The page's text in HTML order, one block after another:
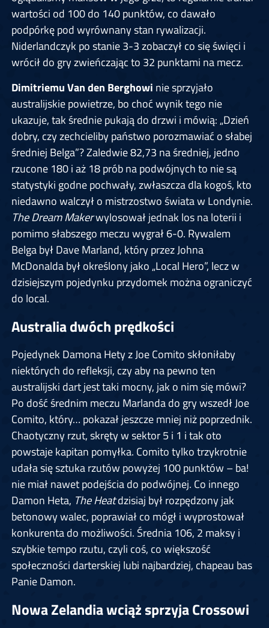
wartości od 100 do 140 punktów, co dawało
podpórkę pod wyrównany stan rywalizacji.
Niderlandczyk po stanie 3-3 zobaczył co się święci i
wrócił do gry zwieńczając to 32 punktami na mecz.
Dimitriemu Van den Berghowi nie sprzyjało
australijskie powietrze, bo choć wynik tego nie
ukazuje, tak średnie pukają do drzwi i mówią: „Dzień
dobry, czy zechcieliby państwo porozmawiać o słabej
średniej Belga”? Zaledwie 82,73 na średniej, jedno
rzucone 180 i aż 18 prób na podwójnych to nie są
statystyki godne pochwały, zwłaszcza dla kogoś, kto
niedawno walczył o mistrzostwo świata w Londynie.
The Dream Makerwylosował jednak los na loterii i
pomimo słabszego meczu wygrał 6-0. Rywalem
Belga był Dave Marland, który przez Johna
McDonalda był określony jako „Local Hero”, lecz w
dzisiejszym pojedynku przydomek można ograniczyć
do local.
Australia dwóch prędkości
Pojedynek Damona Hety z Joe Comito skłoniłaby
niektórych do refleksji, czy aby na pewno ten
australijski dart jest taki mocny, jak o nim się mówi?
Po dość średnim meczu Marlanda do gry wszedł Joe
Comito, który… pokazał jeszcze mniej niż poprzednik.
Chaotyczny rzut, skręty w sektor 5 i 1 i tak oto
powstaje kapitan pomyłka. Comito tylko trzykrotnie
udała się sztuka rzutów powyżej 100 punktów – ba!
nie miał nawet podejścia do podwójnej. Co innego
Damon Heta, The Heatdzisiaj był rozpędzony jak
betonowy walec, poprawiał co mógł i wyprostował
konkurenta do możliwości. Średnia 106, 2 maksy i
szybkie tempo rzutu, czyli coś, co większość
społeczności darterskiej lubi najbardziej, chapeau bas
Panie Damon.
Nowa Zelandia wciąż sprzyja Crossowi